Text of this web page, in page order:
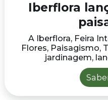
Iberflora
A Iberflora, Feira
Flores, Paisagismo,
jardinagem,